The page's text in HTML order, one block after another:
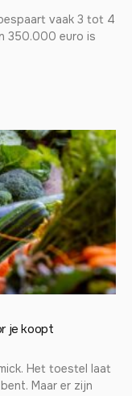
vaak 3 tot 4
350.000 euro is
je koopt
Het toestel laat
Maar er zijn